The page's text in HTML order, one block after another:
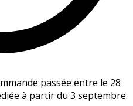
passée entre le 28
à partir du 3 septembre.